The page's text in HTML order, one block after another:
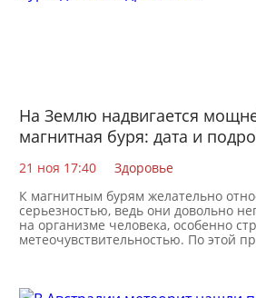
На Землю надвигается
магнитная буря: дата и
21 ноя 17:40
Здоровье
К магнитным бурям желательно
серьезностью, ведь они довольно
на организме человека, особенно
метеочувствительностью. По этой